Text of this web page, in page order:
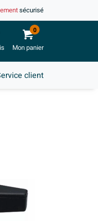
sécurisé
Mon panier
0
client